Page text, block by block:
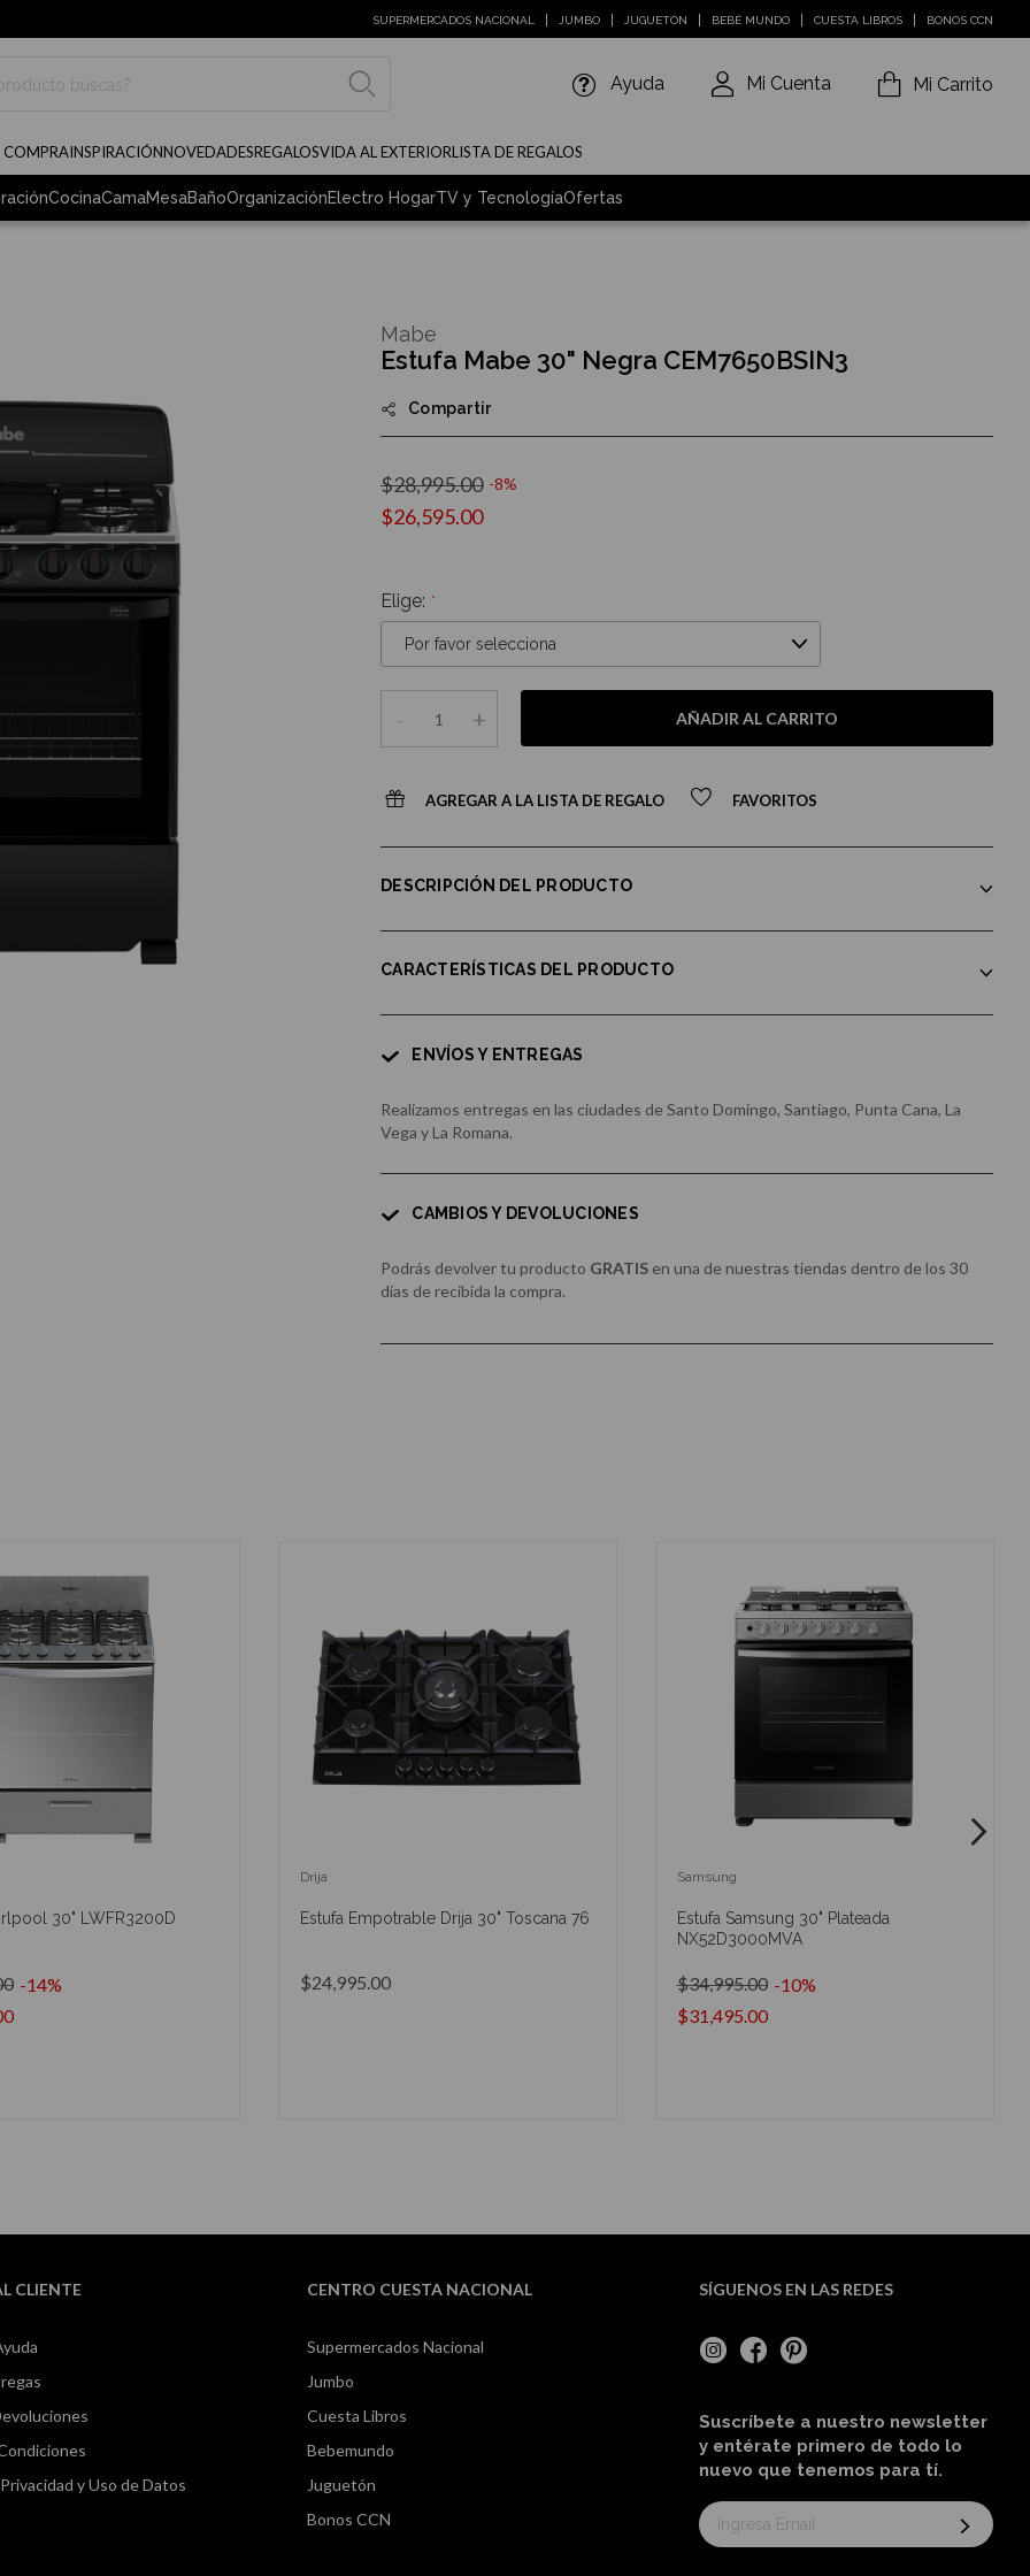
SUPERMERCADOS NACIONAL JUMBO JUGUETÓN BEBÉ MUNDO CUESTA LIBROS BONOS CCN
Ayuda Mi Cuenta Mi Carrito
COMPRAINSPIRACIÓNNOVEDADESREGALOSVIDA AL EXTERIORLISTA DE REGALOS
CocinaCamaMesaBañoOrganizaciónElectro HogarTV y TecnologíaOfertas
Estufa Mabe 30" Negra CEM7650BSIN3
Compartir
$26,595.00
$28,995.00 -8%
Elige:
- + AÑADIR AL CARRITO
AGREGAR A LA LISTA DE REGALO FAVORITOS
Mabe
DESCRIPCIÓN DEL PRODUCTO
CARACTERÍSTICAS DEL PRODUCTO
ENVÍOS Y ENTREGAS
Realizamos entregas en las ciudades de Santo Domingo, Santiago, Punta Cana, La
Vega y La Romana.
CAMBIOS Y DEVOLUCIONES
Podrás devolver tu producto GRATIS en una de nuestras tiendas dentro de los 30
días de recibida la compra.
30" LWFR3200D
-14%
Drija
Estufa Empotrable Drija 30" Toscana 76
$24,995.00
Samsung
Estufa Samsung 30" Plateada
NX52D3000MVA
$31,495.00
$34,995.00 -10%
CLIENTE
y Uso de Datos
CENTRO CUESTA NACIONAL
Supermercados Nacional
Jumbo
Cuesta Libros
Bebemundo
Juguetón
Bonos CCN
SÍGUENOS EN LAS REDES
Suscríbete a nuestro newsletter
y entérate primero de todo lo
nuevo que tenemos para tí.
Suscríbase
al